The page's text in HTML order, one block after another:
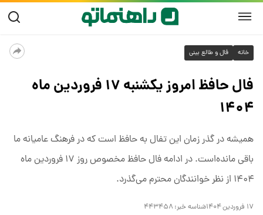
خانه فال و طالع بینی
فال حافظ امروز یکشنبه ۱۷ فروردین ماه
۱۴۰۴
همیشه در گذر زمان این تفال به حافظ است که در فرهنگ عامیانه ما
باقی مانده‌است. در ادامه فال حافظ مخصوص روز ۱۷ فروردین ماه
۱۴۰۴ از نظر خوانندگان محترم می‌گذرد.
۱۷ فروردین ۱۴۰۴ شناسه خبر: ۴۴۳۴۵۸